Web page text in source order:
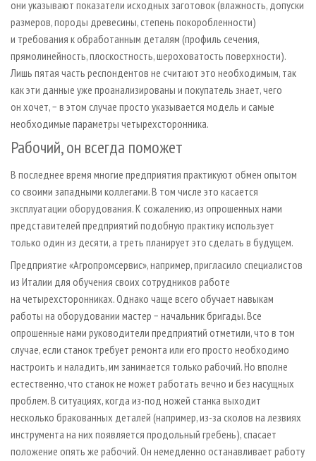
они указывают показатели исходных заготовок (влажность, допуски
размеров, породы древесины, степень покоробленности)
и требования к обработанным деталям (профиль сечения,
прямолинейность, плоскостность, шероховатость поверхности).
Лишь пятая часть респондентов не считают это необходимым, так
как эти данные уже проанализированы и покупатель знает, чего
он хочет, − в этом случае просто указывается модель и самые
необходимые параметры четырехсторонника.
Рабочий, он всегда поможет
В последнее время многие предприятия практикуют обмен опытом
со своими западными коллегами. В том числе это касается
эксплуатации оборудования. К сожалению, из опрошенных нами
представителей предприятий подобную практику использует
только один из десяти, а треть планирует это сделать в будущем.
Предприятие «Агропромсервис», например, пригласило специалистов
из Италии для обучения своих сотрудников работе
на четырехсторонниках. Однако чаще всего обучает навыкам
работы на оборудовании мастер − начальник бригады. Все
опрошенные нами руководители предприятий отметили, что в том
случае, если станок требует ремонта или его просто необходимо
настроить и наладить, им занимается только рабочий. Но вполне
естественно, что станок не может работать вечно и без насущных
проблем. В ситуациях, когда из-под ножей станка выходит
несколько бракованных деталей (например, из-за сколов на лезвиях
инструмента на них появляется продольный гребень), спасает
положение опять же рабочий. Он немедленно останавливает работу